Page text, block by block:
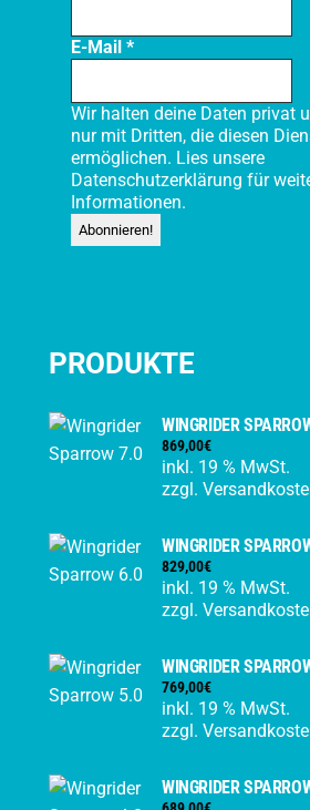
E-Mail *
Wir halten deine Daten privat
nur mit Dritten, die diesen
ermöglichen. Lies unsere
Datenschutzerklärung für
Informationen.
PRODUKTE
WINGRIDER
869,00€
inkl. 19 % MwSt.
zzgl.
WINGRIDER
829,00€
inkl. 19 % MwSt.
zzgl.
WINGRIDER
769,00€
inkl. 19 % MwSt.
zzgl.
WINGRIDER